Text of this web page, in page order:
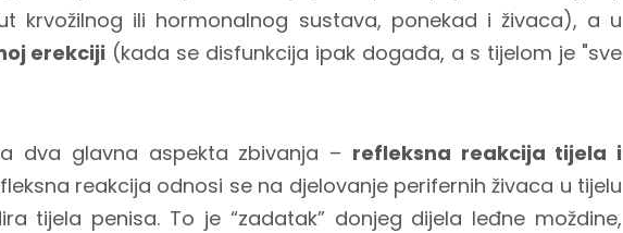
krvožilnog ili hormonalnog sustava, ponekad i živaca), a u
erekciji (kada se disfunkcija ipak događa, a s tijelom je "sve
dva glavna aspekta zbivanja – refleksna reakcija tijela i
reakcija odnosi se na djelovanje perifernih živaca u tijelu
tijela penisa. To je “zadatak” donjeg dijela leđne moždine,